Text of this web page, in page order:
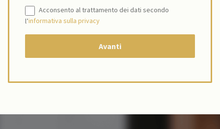
Acconsento al trattamento dei dati secondo
l’informativa sulla privacy